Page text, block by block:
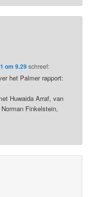
om 9.29schreef:
het Palmer rapport:
Huwaida Arraf, van
Finkelstein,